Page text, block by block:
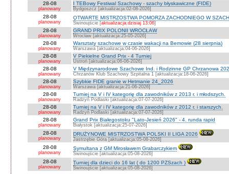
28-08
planowany
I TEBowy Festiwal Szachowy - szachy błyskawiczne (FIDE)
Bydgoszcz [aktualizacja:02-08-2026]
28-08
planowany
OTWARTE MISTRZOSTWA POMORZA ZACHODNIEGO W
Świnoujście [aktualizacja:dzisiaj 13:06]
28-08
planowany
GRAND PRIX POLONII WROCŁAW
Wrocław [aktualizacja:25-05-2026]
28-08
planowany
Warsztaty szachowe w czasie wakacji na Bemowie (28 sierpnia)
Warszawa [aktualizacja:04-06-2026]
28-08
planowany
V Piekielne Grand Prix - 4 Turniej
Ustroń [aktualizacja:06-06-2026]
28-08
planowany
V Międzynarodowe Szachowe Ind. i Rodzinne GP Chrzanowa
Chrzanów Klub Szachowy Szpitalna 1 [aktualizacja:18-06-2026]
28-08
planowany
Szybkie FIDE granie w Hetmanie 24_2026
Warszawa [aktualizacja:21-06-2026]
28-08
planowany
Turniej na V i IV kategorię dla zawodników z 2013 r. i młodszych.
Radzyń Podlaski [aktualizacja:07-07-2026]
28-08
planowany
Turniej na V i IV kategorię dla zawodników z 2012 r. i starszych.
Radzyń Podlaski [aktualizacja:07-07-2026]
28-08
planowany
Grand Prix Białegostoku "Lato-Jesień 2026" - 4. runda rapid
Białystok [aktualizacja:25-07-2026]
28-08
planowany
DRUŻYNOWE MISTRZOSTWA POLSKI II LIGA 2026
Jastrzębie Góra [aktualizacja:05-08-2026]
28-08
planowany
Symultana z GM Mirosławem Grabarczykiem
Świnoujście [aktualizacja:05-08-2026]
28-08
planowany
Turniej dla dzieci do 16 lat ( do 1200 PZSzach )
Świnoujście [aktualizacja:05-08-2026]